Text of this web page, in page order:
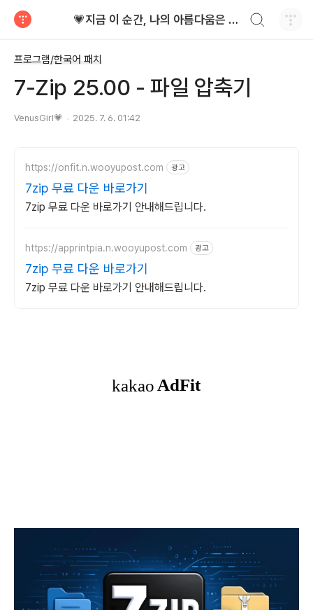
💗지금 이 순간, 나의 아름다움은 가장 빛난다!
프로그램/한국어 패치
7-Zip 25.00 - 파일 압축기
VenusGirl💗 2025. 7. 6. 01:42
https://onfit.n.wooyupost.com 광고
7zip 무료 다운 바로가기
7zip 무료 다운 바로가기 안내해드립니다.
https://apprintpia.n.wooyupost.com 광고
7zip 무료 다운 바로가기
7zip 무료 다운 바로가기 안내해드립니다.